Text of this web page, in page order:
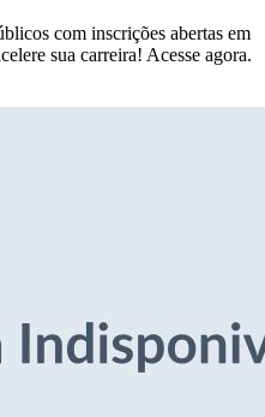
com inscrições abertas em
sua carreira! Acesse agora.